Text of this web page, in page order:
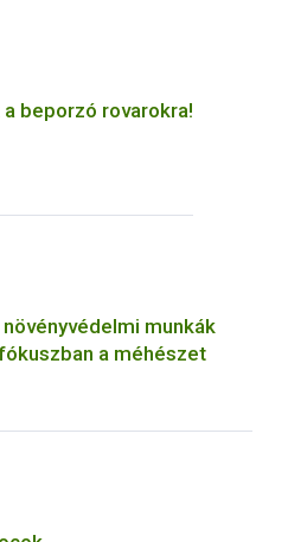
beporzó rovarokra!
munkák
a méhészet